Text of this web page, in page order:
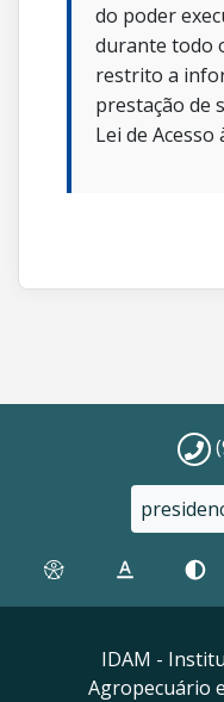
do poder
durante todo
restrito a
prestação de
Lei de
IDAM -
Agropecuário